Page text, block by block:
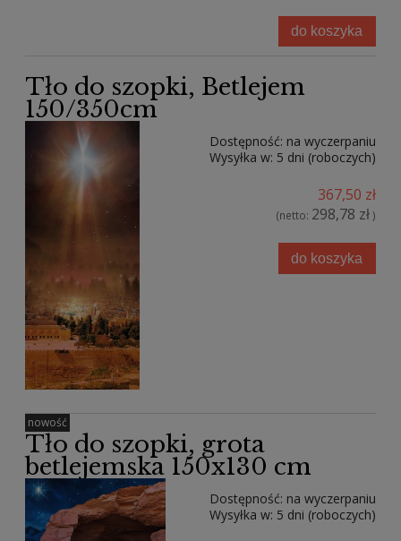
do koszyka
Tło do szopki, Betlejem
150/350cm
Dostępność: na wyczerpaniu
Wysyłka w: 5 dni (roboczych)
367,50 zł
(netto: 298,78 zł)
do koszyka
Tło do szopki, grota
betlejemska 150x130 cm
Dostępność: na wyczerpaniu
Wysyłka w: 5 dni (roboczych)
nowość